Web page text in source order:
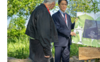
De ochtend van
6.00 - 12.00 uur
Vorig uur
Inklappen